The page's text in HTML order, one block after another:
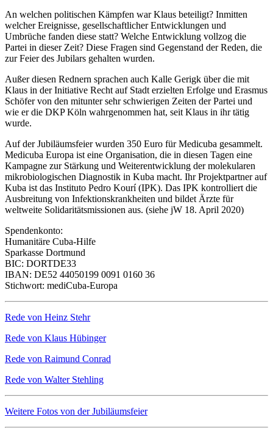
An welchen politischen Kämpfen war Klaus beteiligt? Inmitten
welcher Ereignisse, gesellschaftlicher Entwicklungen und
Umbrüche fanden diese statt? Welche Entwicklung vollzog die
Partei in dieser Zeit? Diese Fragen sind Gegenstand der Reden, die
zur Feier des Jubilars gehalten wurden.
Außer diesen Rednern sprachen auch Kalle Gerigk über die mit
Klaus in der Initiative Recht auf Stadt erzielten Erfolge und Erasmus
Schöfer von den mitunter sehr schwierigen Zeiten der Partei und
wie er die DKP Köln wahrgenommen hat, seit Klaus in ihr tätig
wurde.
Auf der Jubiläumsfeier wurden 350 Euro für Medicuba gesammelt.
Medicuba Europa ist eine Organisation, die in diesen Tagen eine
Kampagne zur Stärkung und Weiterentwicklung der molekularen
mikrobiologischen Diagnostik in Kuba macht. Ihr Projektpartner auf
Kuba ist das Instituto Pedro Kourí (IPK). Das IPK kontrolliert die
Ausbreitung von Infektionskrankheiten und bildet Ärzte für
weltweite Solidaritätsmissionen aus. (siehe jW 18. April 2020)
Spendenkonto:
Humanitäre Cuba-Hilfe
Sparkasse Dortmund
BIC: DORTDE33
IBAN: DE52 44050199 0091 0160 36
Stichwort: mediCuba-Europa
Rede von Heinz Stehr
Rede von Klaus Hübinger
Rede von Raimund Conrad
Rede von Walter Stehling
Weitere Fotos von der Jubiläumsfeier